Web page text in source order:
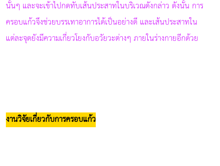
นั้นๆ และจะเข้าไปกดทับเส้นประสาทในบริเวณดังกล่าว ดังนั้น การ
ครอบแก้วจึงช่วยบรรเทาอาการได้เป็นอย่างดี และเส้นประสาทใน
แต่ละจุดยังมีความเกี่ยวโยงกับอวัยวะต่างๆ ภายในร่างกายอีกด้วย
งานวิจัยเกี่ยวกับการครอบแก้ว